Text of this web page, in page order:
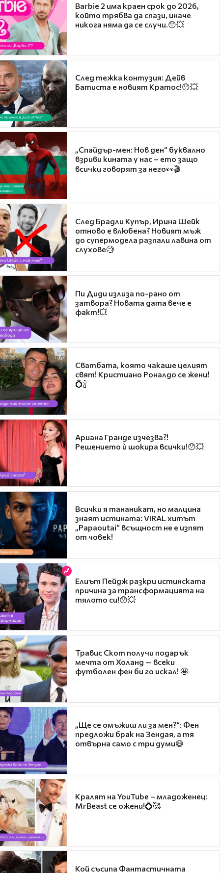
Barbie 2 има краен срок до 2026,
който трябва да спази, иначе
никога няма да се случи.😯💥
След тежка контузия: Дейв
Батиста е новият Кратос!😯💥
„Спайдър-мен: Нов ден“ буквално
взриви кината у нас – ето защо
всички говорят за него👀🎬
След Брадли Купър, Ирина Шейк
отново е влюбена? Новият мъж
до супермодела разпали лавина от
слухове🧐
Пи Диди излиза по-рано от
затвора? Новата дата вече е
факт!💥
Сватбата, която чакаше целият
свят! Кристиано Роналдо се жени!
💍🍾
Ариана Гранде изчезва?!
Решението ѝ шокира всички!😯💥
Всички я тананикат, но малцина
знаят истината: VIRAL хитът
„Papaoutai“ всъщност не е изпят
от човек!
Елиът Пейдж разкри истинската
причина за трансформацията на
тялото си!😯💥
Травис Скот получи подарък
мечта от Холанд — всеки
футболен фен би го искал! 🤩
„Ще се омъжиш ли за мен?“: Фен
предложи брак на Зендая, а тя
отвърна само с три думи😅
Кралят на YouTube – младоженец:
MrBeast се ожени!💍🥰
Кой съсипа Фантастичната